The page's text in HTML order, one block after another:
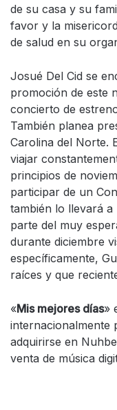
de su casa y su
favor y la
de salud en su
Josué Del Cid se
promoción de este
concierto de
También planea
Carolina del Norte.
viajar
principios de
participar de un
también lo llevará a
parte del muy
durante diciembre
específicamente,
raíces y que
«Mis mejores días»
internacionalmente
adquirirse en
venta de música